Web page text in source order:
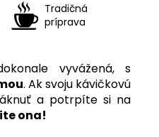
Tradičná
príprava
vyvážená, s
. Ak svoju kávičkovú
a potrpíte si na
ona!